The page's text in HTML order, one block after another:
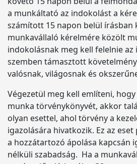
a munkáltató az indokolást a
számított 15 napon belül írásban
munkavállaló kérelmére közölt
indokolásnak meg kell felelnie az
szemben támasztott
valósnak, világosnak és
Végezetül meg kell említeni,
munka törvénykönyvét, akkor
olyan esettel, ahol törvény a
igazolására hivatkozik. Ez az
a hozzátartozó ápolása kapcsán
nélküli szabadság. Ha a